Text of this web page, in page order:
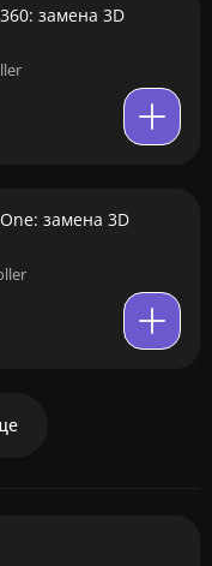
замена 3D
замена 3D